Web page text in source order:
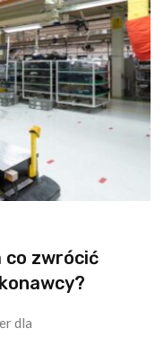
co zwrócić
dla